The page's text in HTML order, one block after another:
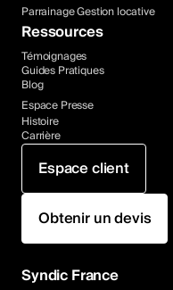
Parrainage Gestion locative
Ressources
Témoignages
Guides Pratiques
Blog
Espace Presse
Histoire
Carrière
Espace client
Obtenir un devis
Syndic France